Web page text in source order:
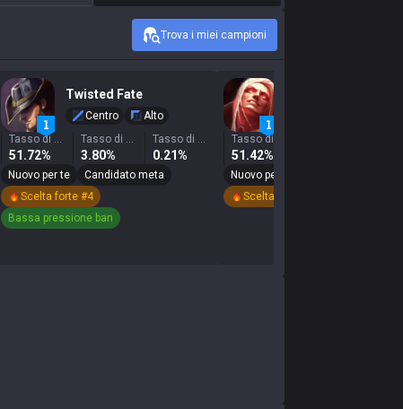
Trova i miei campioni
Twisted Fate
Centro
Alto
Tasso di vittoria
51.72%
Tasso di selezione
3.80%
Tasso di ban
0.21%
Nuovo per te
Candidato meta
Scelta forte #4
Bassa pressione ban
51.42%
Nuovo per te
Scelta forte #9